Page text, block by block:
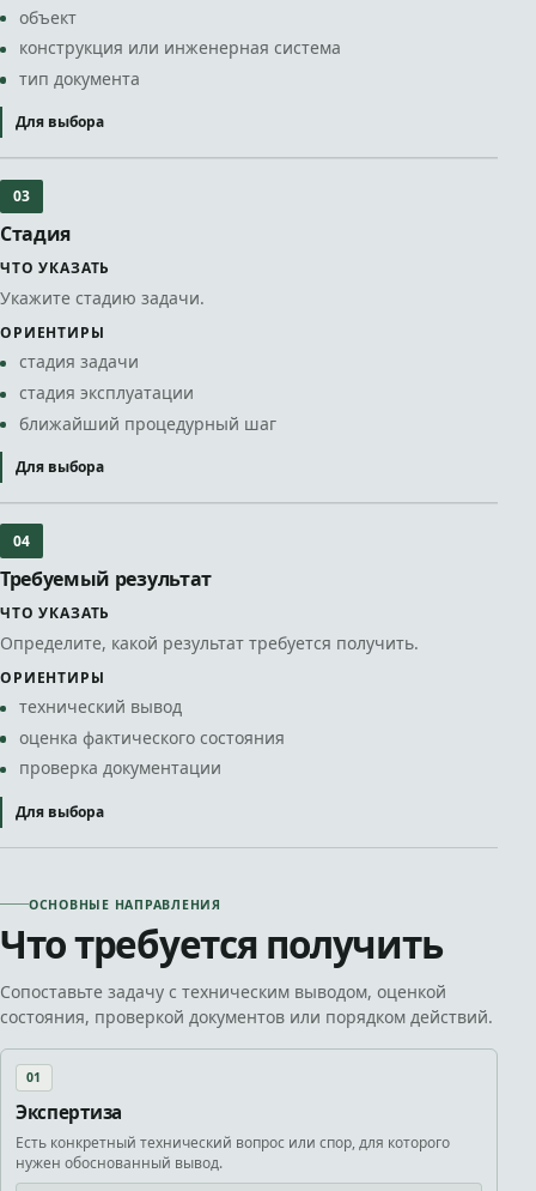
объект
конструкция или инженерная система
тип документа
Для выбора
03
Стадия
ЧТО УКАЗАТЬ
Укажите стадию задачи.
ОРИЕНТИРЫ
стадия задачи
стадия эксплуатации
ближайший процедурный шаг
Для выбора
04
Требуемый результат
ЧТО УКАЗАТЬ
Определите, какой результат требуется получить.
ОРИЕНТИРЫ
технический вывод
оценка фактического состояния
проверка документации
Для выбора
ОСНОВНЫЕ НАПРАВЛЕНИЯ
Что требуется получить
Сопоставьте задачу с техническим выводом, оценкой
состояния, проверкой документов или порядком действий.
01
Экспертиза
Есть конкретный технический вопрос или спор, для которого
нужен обоснованный вывод.